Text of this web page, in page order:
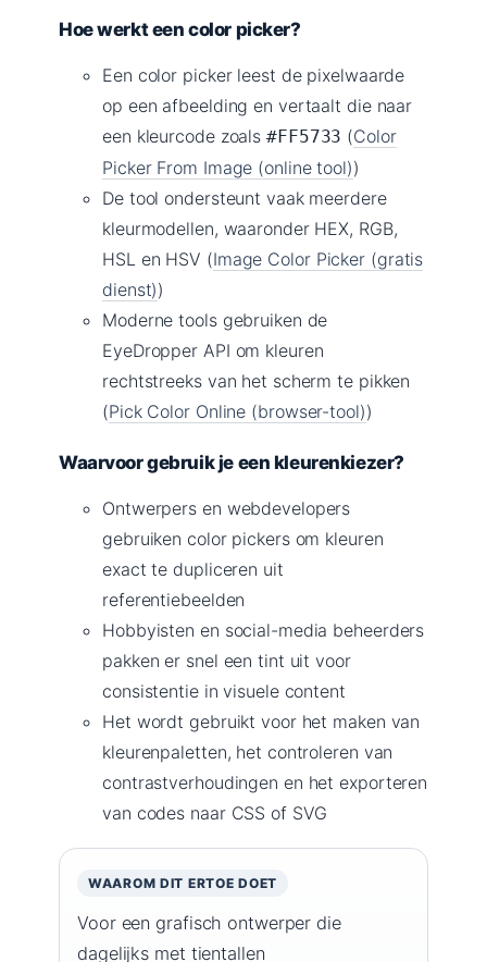
Hoe werkt een color picker?
Een color picker leest de pixelwaarde
op een afbeelding en vertaalt die naar
een kleurcode zoals #FF5733 (Color
Picker From Image (online tool))
De tool ondersteunt vaak meerdere
kleurmodellen, waaronder HEX, RGB,
HSL en HSV (Image Color Picker (gratis
dienst))
Moderne tools gebruiken de
EyeDropper API om kleuren
rechtstreeks van het scherm te pikken
(Pick Color Online (browser-tool))
Waarvoor gebruik je een kleurenkiezer?
Ontwerpers en webdevelopers
gebruiken color pickers om kleuren
exact te dupliceren uit
referentiebeelden
Hobbyisten en social-media beheerders
pakken er snel een tint uit voor
consistentie in visuele content
Het wordt gebruikt voor het maken van
kleurenpaletten, het controleren van
contrastverhoudingen en het exporteren
van codes naar CSS of SVG
WAAROM DIT ERTOE DOET
Voor een grafisch ontwerper die
dagelijks met tientallen